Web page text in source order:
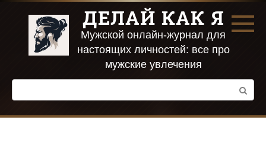
Перейти
контенту
ДЕЛАЙ КАК Я
Мужской онлайн-журнал для
настоящих личностей: все про
мужские увлечения
Поиск: